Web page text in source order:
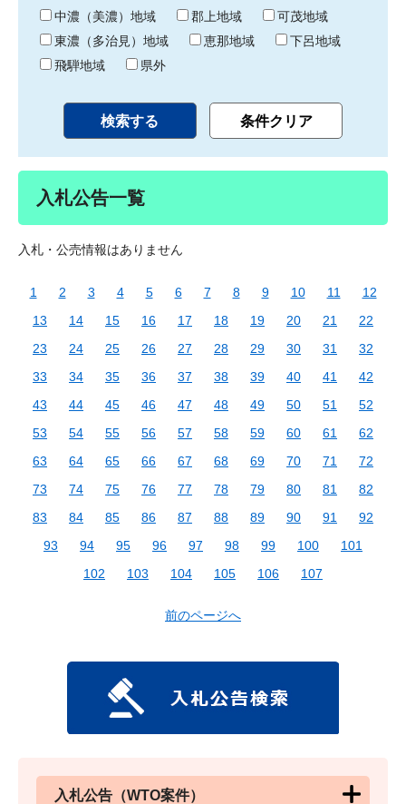
中濃（美濃）地域
郡上地域
可茂地域
東濃（多治見）地域
恵那地域
下呂地域
飛騨地域
県外
入札公告一覧
入札・公売情報はありません
1 2 3 4 5 6 7 8 9 10 11
12
13
14 15 16 17 18 19 20 21
22
23
24 25 26 27 28 29 30 31
32
33
34 35 36 37 38 39 40 41
42
43
44 45 46 47 48 49 50 51
52
53
54 55 56 57 58 59 60 61
62
63
64 65 66 67 68 69 70 71
72
73
74 75 76 77 78 79 80 81
82
83
84 85 86 87 88 89 90 91
92
93
94 95 96 97 98 99 100
101
102
103 104 105 106 107
前のページへ
入札公告（WTO案件）